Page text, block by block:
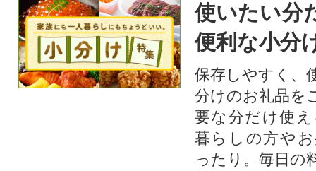
使いたい分
便利な小分
保存しやすく、
分けのお礼品を
要な分だけ使
暮らしの方や
ったり。毎日の